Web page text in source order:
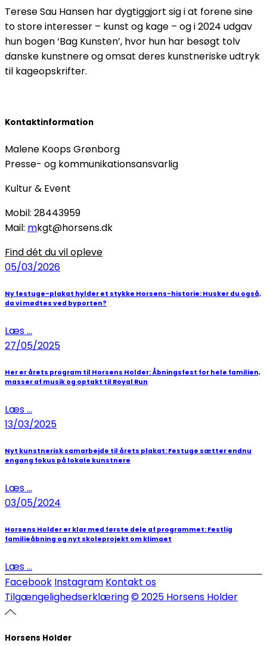
Terese Sau Hansen har dygtiggjort sig i at forene sine
to store interesser – kunst og kage – og i 2024 udgav
hun bogen ‘Bag Kunsten’, hvor hun har besøgt tolv
danske kunstnere og omsat deres kunstneriske udtryk
til kageopskrifter.
Kontaktinformation
Malene Koops Grønborg
Presse- og kommunikationsansvarlig
Kultur & Event
Mobil: 28443959
Mail: mkgt@horsens.dk
Find dét du vil opleve
05/03/2026
Ny festuge-plakat hylder et stykke Horsens-historie: Husker du også,
da vi mødtes ved byporten?
Læs ...
27/05/2025
Her er årets program til Horsens Holder: Åbningsfest for hele familien,
masser af musik og optakt til Royal Run
Læs ...
13/03/2025
Nyt kunstnerisk samarbejde til årets plakat: Festuge sætter endnu
engang fokus på lokale kunstnere
Læs ...
03/05/2024
Horsens Holder er klar med første dele af programmet: Festlig
familieåbning og nyt skoleprojekt om klimaet
Læs ...
Facebook Instagram Kontakt os
Tilgængelighedserklæring© 2025 Horsens Holder
Horsens Holder